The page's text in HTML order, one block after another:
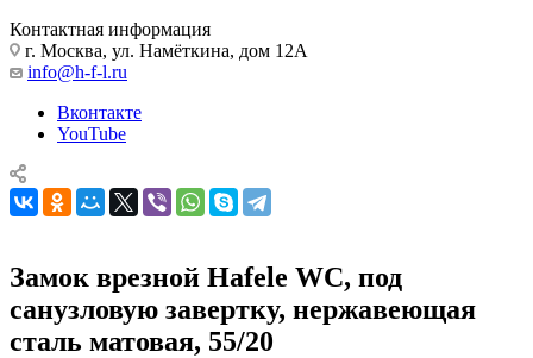
Контактная информация
г. Москва, ул. Намёткина, дом 12А
info@h-f-l.ru
Вконтакте
YouTube
Замок врезной Hafele WC, под
санузловую завертку, нержавеющая
сталь матовая, 55/20